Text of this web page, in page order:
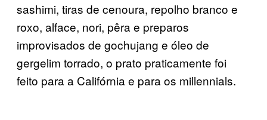
sashimi, tiras de cenoura, repolho branco e
roxo, alface, nori, pêra e preparos
improvisados de gochujang e óleo de
gergelim torrado, o prato praticamente foi
feito para a Califórnia e para os millennials.